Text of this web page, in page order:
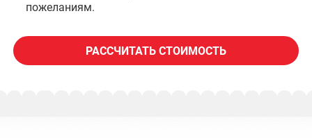
пожеланиям.
РАССЧИТАТЬ СТОИМОСТЬ